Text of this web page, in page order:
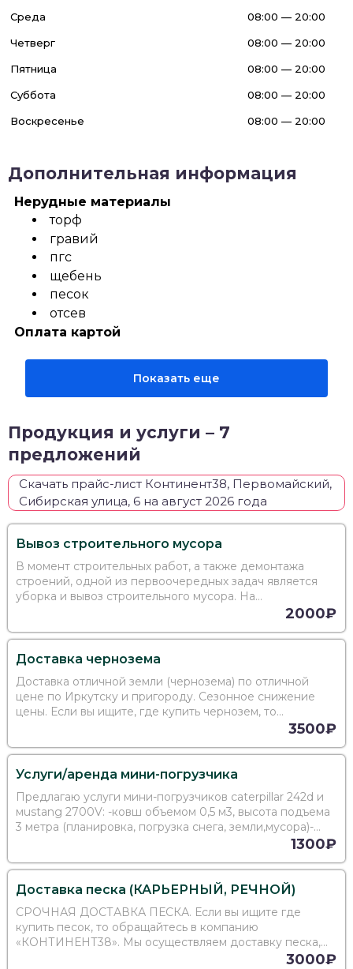
Среда 08:00 — 20:00
Четверг 08:00 — 20:00
Пятница 08:00 — 20:00
Суббота 08:00 — 20:00
Воскресенье 08:00 — 20:00
Дополнительная информация
Нерудные материалы
торф
гравий
пгс
щебень
песок
отсев
Оплата картой
Показать еще
Продукция и услуги – 7
предложений
Скачать прайс-лист Континент38, Первомайский,
Сибирская улица, 6 на август 2026 года
Вывоз строительного мусора
В момент строительных работ, а также демонтажа
строений, одной из первоочередных задач является
уборка и вывоз строительного мусора. На
стройплощадке должна работать специализированная
транспортировку мусо
2000₽
Доставка чернозема
Доставка отличной земли (чернозема) по отличной
цене по Иркутску и пригороду. Сезонное снижение
цены. Если вы ищите, где купить чернозем, то
обращайтесь в нашу компанию «Континент38». Мы
доступным цена
3500₽
Услуги/аренда мини-погрузчика
Предлагаю услуги мини-погрузчиков caterpillar 242d и
мustang 2700V: -ковш объемом 0,5 м3, высота подъема
3 метра (планировка, погрузка снега, земли,мусора)-
строительног
1300₽
Доставка песка (КАРЬЕРНЫЙ, РЕЧНОЙ)
СРОЧНАЯ ДОСТАВКА ПЕСКА. Если вы ищите где
купить песок, то обращайтесь в компанию
«КОНТИНЕНТ38». Мы осуществляем доставку песка,
по максимально доступным ценам. Готовы поставлять
3000₽